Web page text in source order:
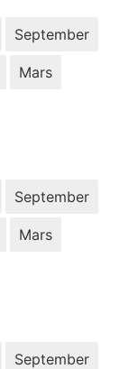
September
Mars
September
Mars
September